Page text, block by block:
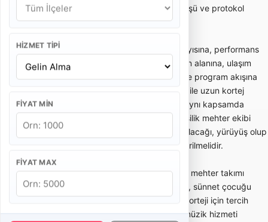
HIZMET TIPI
FIYAT MIN
FIYAT MAX
özellikle giriş, karşılama, kortej yürüyüşü ve protokol
anlarında dikkat çekici bir etki sağlar.
Mehter takımı fiyatları; ekipteki kişi sayısına, performans
süresine, şehir ve ilçe konumuna, tören alanına, ulaşım
ihtiyacına, kostüm/ekip standardına ve program akışına
göre değişir. Kısa bir açılış karşılaması ile uzun kortej
yürüyüşü veya resmi tören programı aynı kapsamda
değerlendirilmez. Teklif alırken kaç kişilik mehter ekibi
geleceği, kaç dakika performans yapılacağı, yürüyüş olup
olmayacağı ve bekleme süresi netleştirilmelidir.
Düğün ve sünnet organizasyonlarında mehter takımı
çoğunlukla gelin alma, damat çıkarma, sünnet çocuğu
karşılama, salon girişi veya açık alan korteji için tercih
edilir. Bu kullanımda amaç tüm gece müzik hizmeti